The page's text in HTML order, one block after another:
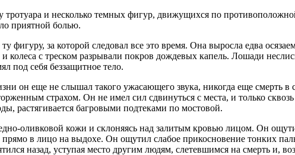
и несколько темных фигур, движущихся по
приятной болью.
фигуру, за которой следовал все это время. Она выросла едва
с треском разрывали покров дождевых капель. Лошади
под себя беззащитное тело.
он еще не слышал такого ужасающего звука, никогда еще смерть
страхом. Он не имел сил сдвинуться с места, и только
растягивается багровыми подтеками по мостовой.
оливковой кожи и склоняясь над залитым кровью лицом. Он
в лицо на выдохе. Он ощутил слабое прикосновение тонких
назад, уступая место другим людям, слетевшимся на смерть и,